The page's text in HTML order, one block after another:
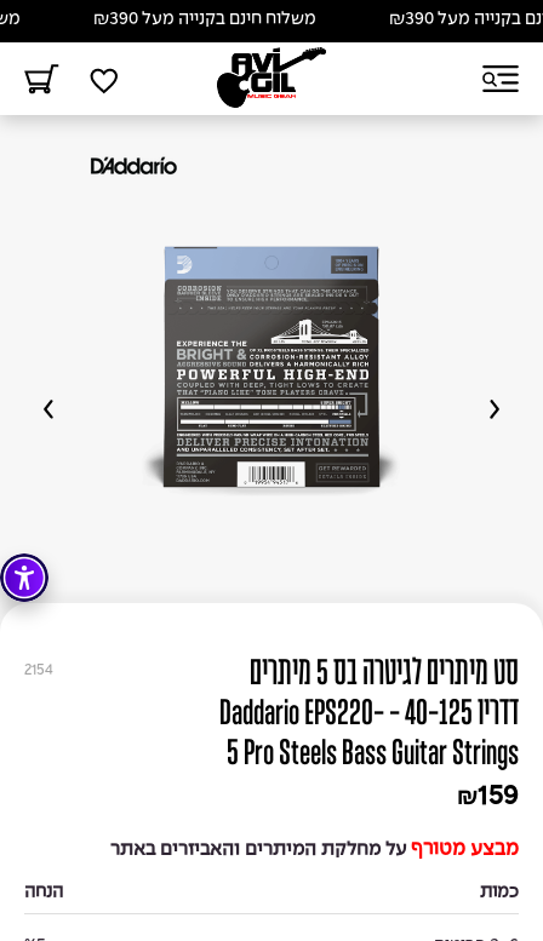
מעל ₪390 משלוח חינם בקנייה מעל ₪390
2154
סט מיתרים לגיטרה בס 5 מיתרים
דדריו 40-125 - Daddario EPS220-
5 Pro Steels Bass Guitar Strings
₪159
מבצע מטורף על מחלקת המיתרים והאביזרים באתר
כמות הנחה